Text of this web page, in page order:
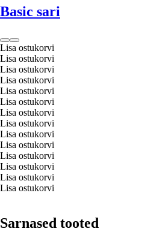
Basic sari
Lisa ostukorvi
Lisa ostukorvi
Lisa ostukorvi
Lisa ostukorvi
Lisa ostukorvi
Lisa ostukorvi
Lisa ostukorvi
Lisa ostukorvi
Lisa ostukorvi
Lisa ostukorvi
Lisa ostukorvi
Lisa ostukorvi
Lisa ostukorvi
Lisa ostukorvi
Sarnased tooted